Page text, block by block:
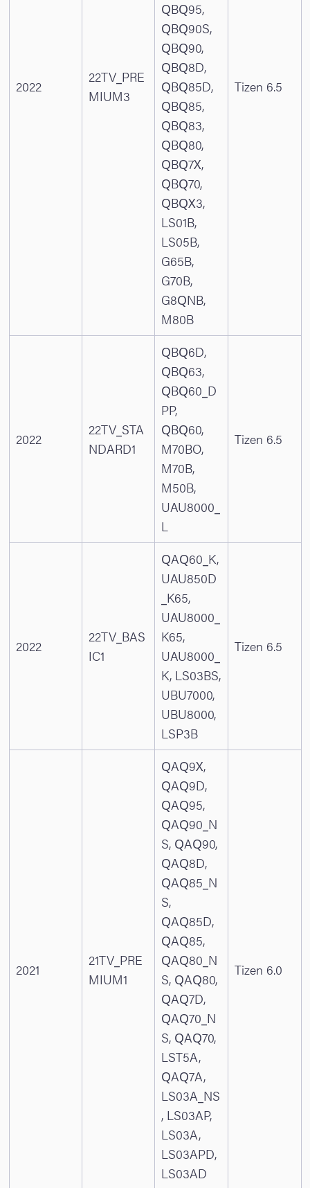
2022
22TV_PRE
MIUM3
QBQ95,
QBQ90S,
QBQ90,
QBQ8D,
QBQ85D,
QBQ85,
QBQ83,
QBQ80,
QBQ7X,
QBQ70,
QBQX3,
LS01B,
LS05B,
G65B,
G70B,
G8QNB,
M80B
Tizen 6.5
2022
22TV_STA
NDARD1
QBQ6D,
QBQ63,
QBQ60_D
PP,
QBQ60,
M70BO,
M70B,
M50B,
UAU8000_
L
Tizen 6.5
2022
22TV_BAS
IC1
QAQ60_K,
UAU850D
_K65,
UAU8000_
K65,
UAU8000_
K, LS03BS,
UBU7000,
UBU8000,
LSP3B
Tizen 6.5
2021
21TV_PRE
MIUM1
QAQ9X,
QAQ9D,
QAQ95,
QAQ90_N
S, QAQ90,
QAQ8D,
QAQ85_N
S,
QAQ85D,
QAQ85,
QAQ80_N
S, QAQ80,
QAQ7D,
QAQ70_N
S, QAQ70,
LST5A,
QAQ7A,
LS03A_NS
, LS03AP,
LS03A,
LS03APD,
LS03AD
Tizen 6.0